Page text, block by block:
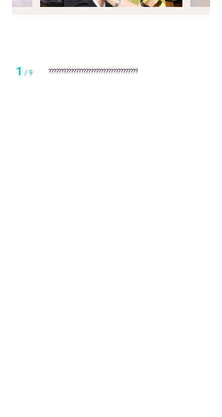
1 /9 ????????????????????????????????????